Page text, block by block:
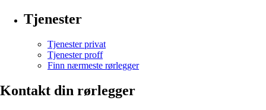
Tjenester
Tjenester privat
Tjenester proff
Finn nærmeste rørlegger
Kontakt din rørlegger